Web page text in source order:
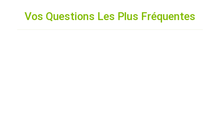
Vos Questions Les Plus Fréquentes